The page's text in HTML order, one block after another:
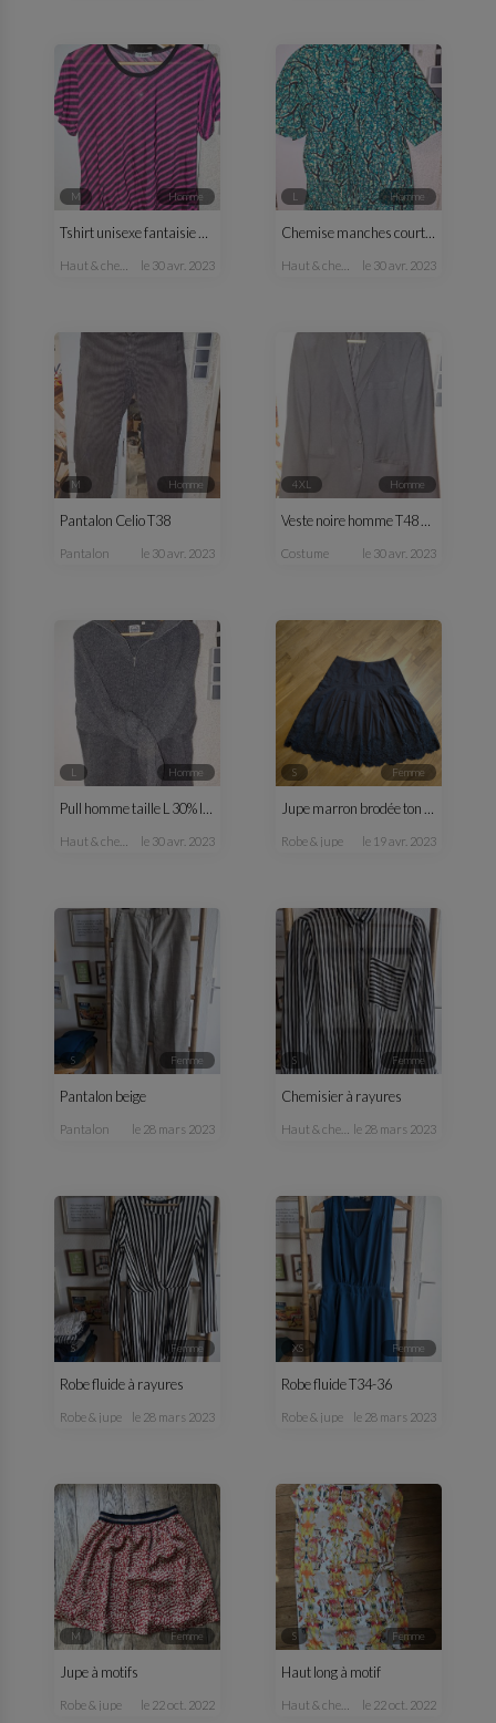
M homme
Tshirt unisexe fantaisie M/L
haut & chemise le 30 avr. 2023
L homme
Chemise manches courtes H vert
haut & chemise le 30 avr. 2023
M homme
Pantalon Celio T38
pantalon le 30 avr. 2023
4XL homme
Veste noire homme T48 C&A
costume le 30 avr. 2023
L homme
Pull homme taille L 30% laine
haut & chemise le 30 avr. 2023
S femme
Jupe marron brodée ton sur ton
robe & jupe le 19 avr. 2023
S femme
Pantalon beige
pantalon le 28 mars 2023
S femme
Chemisier à rayures
haut & chemisier le 28 mars 2023
S femme
Robe fluide à rayures
robe & jupe le 28 mars 2023
XS femme
Robe fluide T34-36
robe & jupe le 28 mars 2023
M femme
Jupe à motifs
robe & jupe le 22 oct. 2022
S femme
Haut long à motif
haut & chemisier le 22 oct. 2022